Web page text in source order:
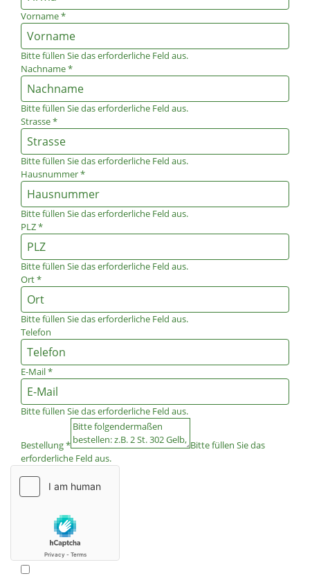
Vorname*
Bitte füllen Sie das erforderliche Feld aus.
Nachname*
Bitte füllen Sie das erforderliche Feld aus.
Strasse*
Bitte füllen Sie das erforderliche Feld aus.
Hausnummer*
Bitte füllen Sie das erforderliche Feld aus.
PLZ*
Bitte füllen Sie das erforderliche Feld aus.
Ort*
Bitte füllen Sie das erforderliche Feld aus.
Telefon
E-Mail*
Bitte füllen Sie das erforderliche Feld aus.
Bestellung*
Bitte füllen Sie das
erforderliche Feld aus.